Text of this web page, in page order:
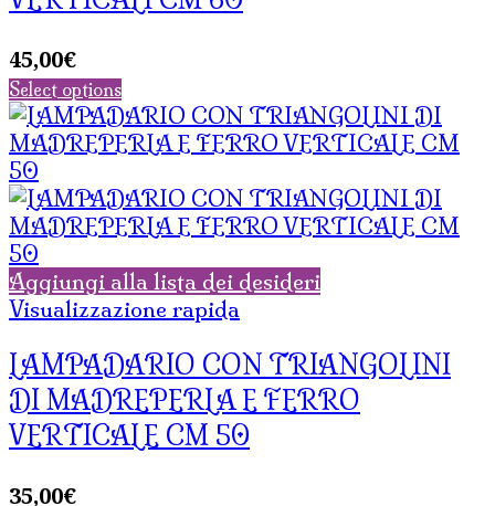
45,00€
Select options
Aggiungi alla lista dei desideri
Visualizzazione rapida
LAMPADARIO CON TRIANGOLINI
DI MADREPERLA E FERRO
VERTICALE CM 50
35,00€